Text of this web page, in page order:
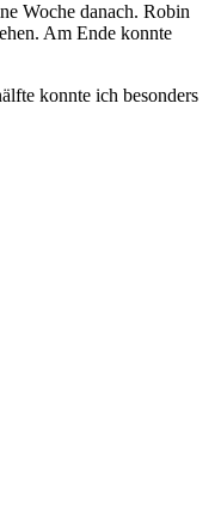
Woche danach. Robin
Am Ende konnte
konnte ich besonders